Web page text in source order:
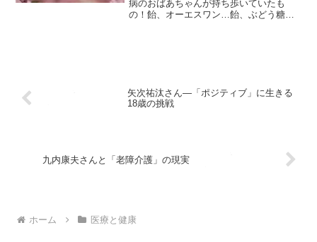
病のおばあちゃんが持ち歩いていたも
の！飴、オーエスワン…飴、ぶどう糖、
矢次祐汰さん—「ポジティブ」に生きる
18歳の挑戦
九内康夫さんと「老障介護」の現実
ホーム 医療と健康